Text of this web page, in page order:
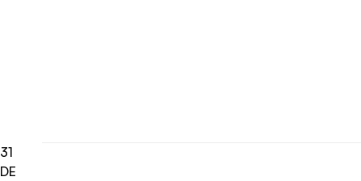
31
DE